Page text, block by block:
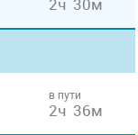
в пути
2ч 36м